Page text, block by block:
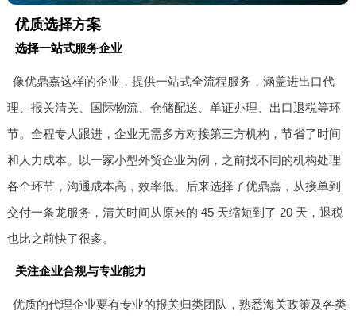
优质选择方案
选择一站式服务企业
像优鼎嘉这样的企业，提供一站式全流程服务，涵盖进出口代
理、报关清关、国际物流、仓储配送、单证办理、出口退税等环
节。全程专人跟进，企业无需多方对接第三方机构，节省了时间
和人力成本。以一家小型外贸企业为例，之前找不同的机构处理
各个环节，沟通成本高，效率低。后来选择了优鼎嘉，从接单到
交付一条龙服务，清关时间从原来的 45 天缩短到了 20 天，退税
也比之前快了很多。
关注企业合规与专业能力
优质的代理企业要有专业的报关归类团队，熟悉海关政策及各类